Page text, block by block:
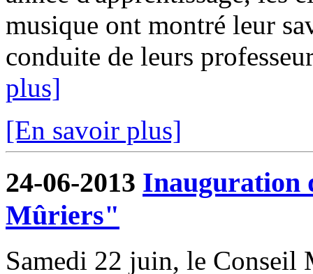
musique ont montré leur
conduite de leurs
plus]
[En savoir plus]
24-06-2013 Inauguration
Mûriers"
Samedi 22 juin, le